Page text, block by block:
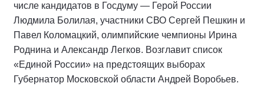
числе кандидатов в Госдуму — Герой России
Людмила Болилая, участники СВО Сергей Пешкин и
Павел Коломацкий, олимпийские чемпионы Ирина
Роднина и Александр Легков. Возглавит список
«Единой России» на предстоящих выборах
Губернатор Московской области Андрей Воробьев.